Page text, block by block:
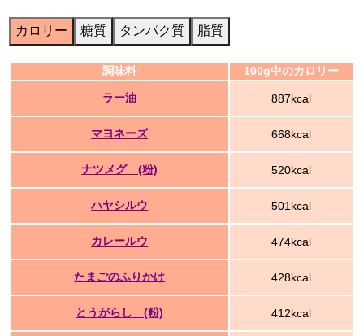
カロリー 糖質 タンパク質 脂質
調味料 100g中のカロリー
ラー油 887kcal
マヨネーズ 668kcal
ナツメグ (粉) 520kcal
ハヤシルウ 501kcal
カレールウ 474kcal
たまごのふりかけ 428kcal
とうがらし (粉) 412kcal